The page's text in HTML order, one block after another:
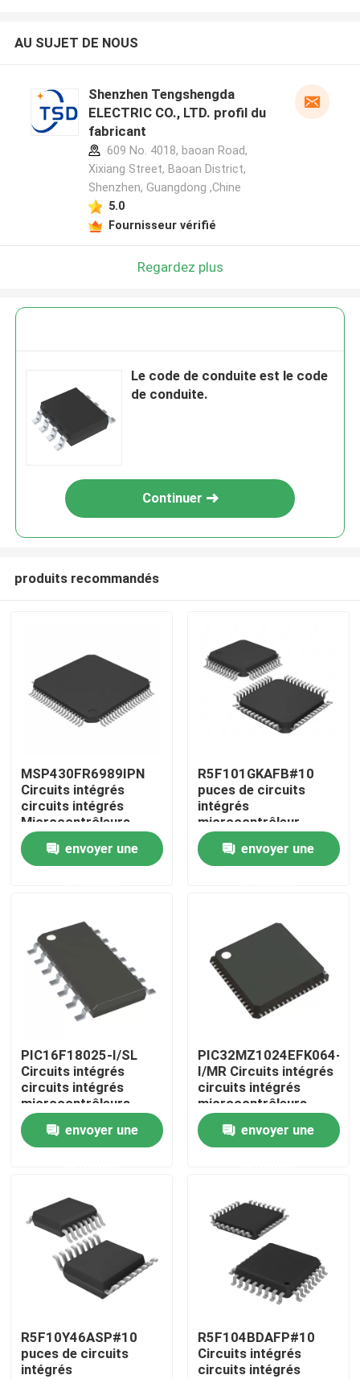
Produits
Vidéos
Au sujet de nous
Visite d'usine
Contactez-nous
Demandez une citation
Puce d'IC de mémoire instantanée
AU SUJET DE NOUS
Shenzhen Tengshengda
ELECTRIC CO., LTD. profil du
fabricant
609 No. 4018, baoan Road,
Xixiang Street, Baoan District,
Shenzhen, Guangdong ,Chine
5.0
Fournisseur vérifié
Regardez plus
Le code de conduite est le code
de conduite.
Continuer
produits recommandés
MSP430FR6989IPN
Circuits intégrés
circuits intégrés
Microcontrôleurs
embarqués
envoyer une
R5F101GKAFB#10
puces de circuits
intégrés
microcontrôleur
intégré MCU
envoyer une
PIC16F18025-I/SL
Circuits intégrés
circuits intégrés
microcontrôleurs
embarqués
envoyer une
PIC32MZ1024EFK064-
I/MR Circuits intégrés
circuits intégrés
microcontrôleurs
embarqués
envoyer une
R5F10Y46ASP#10
puces de circuits
intégrés
R5F104BDAFP#10
Circuits intégrés
circuits intégrés